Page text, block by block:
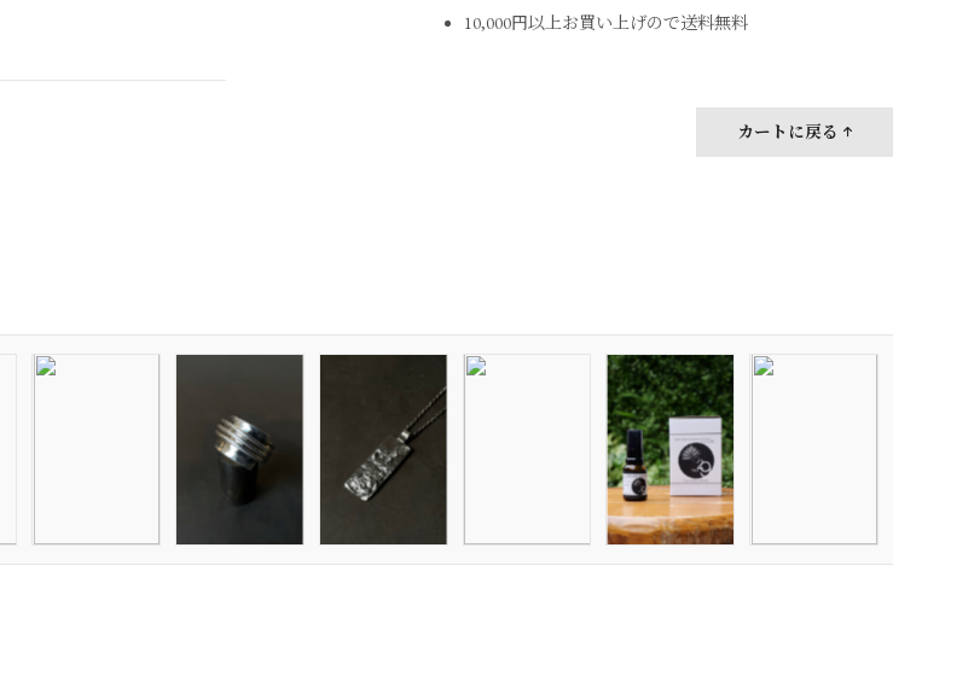
10,000円以上お買い上げので送料無料
カートに戻る